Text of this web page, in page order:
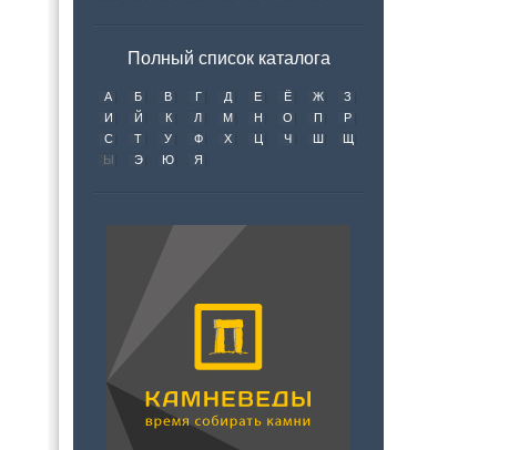
Полный список каталога
А Б В Г Д Е Ё Ж
З
И
Й К Л М Н О П
Р
С
Т У Ф Х Ц Ч Ш
Щ
Ы
Э Ю Я